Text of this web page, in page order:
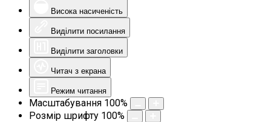
Висока насиченість
Виділити посилання
Виділити заголовки
Читач з екрана
Режим читання
Масштабування 100%
Розмір шрифту 100%